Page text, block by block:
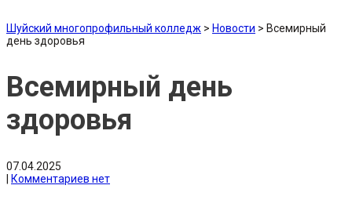
Шуйский многопрофильный колледж > Новости > Всемирный
день здоровья
Всемирный день
здоровья
07.04.2025
Комментариев нет